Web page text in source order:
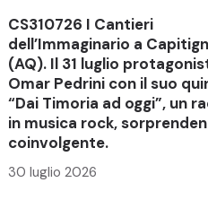
CS310726 I Cantieri
dell’Immaginario a
(AQ). Il 31 luglio
Omar Pedrini con il suo
“Dai Timoria ad oggi”, un
in musica rock,
coinvolgente.
30 luglio 2026